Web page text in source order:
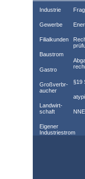
Industrie
Gewerbe
Filialkunden
Baustrom
Gastro
Großverbr­
aucher
Landwirt­
schaft
Eigener
Industriestrom
§19